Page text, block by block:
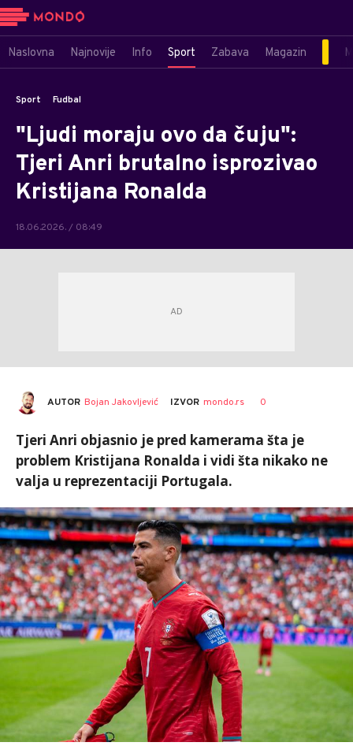
Naslovna Najnovije Info Sport Zabava Magazin
Sport Fudbal
"Ljudi moraju ovo da čuju":
Tjeri Anri brutalno isprozivao
Kristijana Ronalda
18.06.2026. / 08:49
AUTOR Bojan Jakovljević IZVOR mondo.rs 0
Tjeri Anri objasnio je pred kamerama šta je
problem Kristijana Ronalda i vidi šta nikako ne
valja u reprezentaciji Portugala.